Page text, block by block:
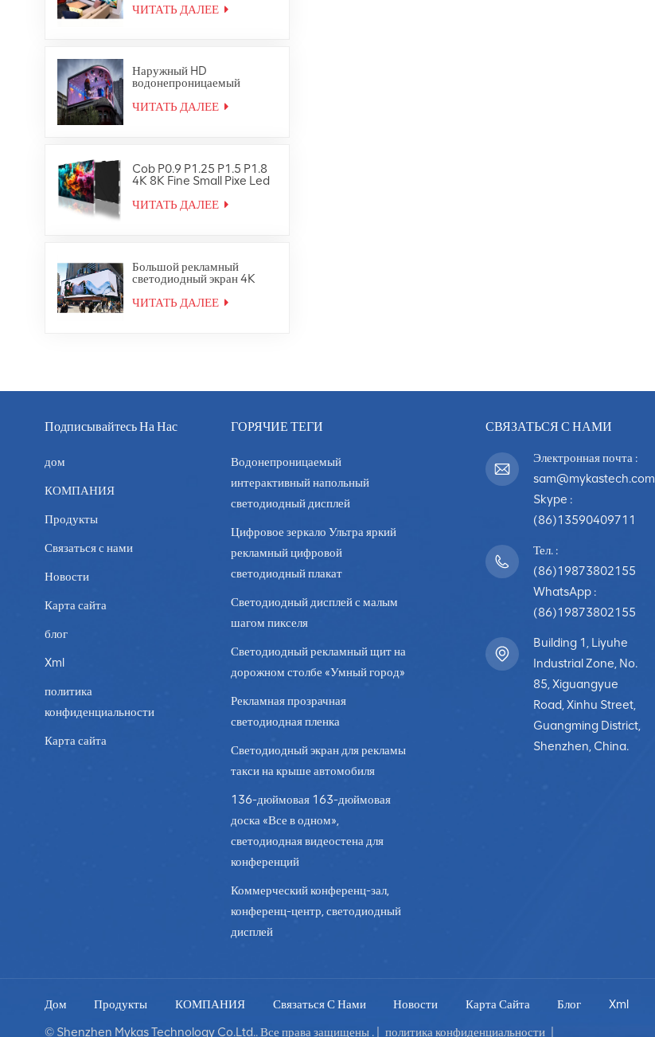
светодиодной
видеостеновой панели
ЧИТАТЬ ДАЛЕЕ
Наружный HD
водонепроницаемый
видеостенный цифровой
ЧИТАТЬ ДАЛЕЕ
Cob P0.9 P1.25 P1.5 P1.8
4K 8K Fine Small Pixe Led
ЧИТАТЬ ДАЛЕЕ
Большой рекламный
светодиодный экран 4K
использования
ЧИТАТЬ ДАЛЕЕ
Подписывайтесь На Нас
дом
КОМПАНИЯ
Продукты
Связаться с нами
Новости
Карта сайта
блог
Xml
политика
конфиденциальности
Карта сайта
ГОРЯЧИЕ ТЕГИ
Водонепроницаемый
интерактивный напольный
светодиодный дисплей
Цифровое зеркало Ультра яркий
рекламный цифровой
светодиодный плакат
Светодиодный дисплей с малым
шагом пикселя
Светодиодный рекламный щит на
дорожном столбе «Умный город»
Рекламная прозрачная
светодиодная пленка
Светодиодный экран для рекламы
такси на крыше автомобиля
136-дюймовая 163-дюймовая
доска «Все в одном»,
светодиодная видеостена для
конференций
Коммерческий конференц-зал,
конференц-центр, светодиодный
дисплей
СВЯЗАТЬСЯ С НАМИ
Электронная почта :
sam@mykastech.com
Skype :
(86)13590409711
Тел. :
(86)19873802155
WhatsApp :
(86)19873802155
Building 1, Liyuhe
Industrial Zone, No.
85, Xiguangyue
Road, Xinhu Street,
Guangming District,
Shenzhen, China.
Дом Продукты КОМПАНИЯ Связаться С Нами Новости Карта Сайта Блог Xml
© Shenzhen Mykas Technology Co.Ltd.. Все права защищены . |
политика конфиденциальности